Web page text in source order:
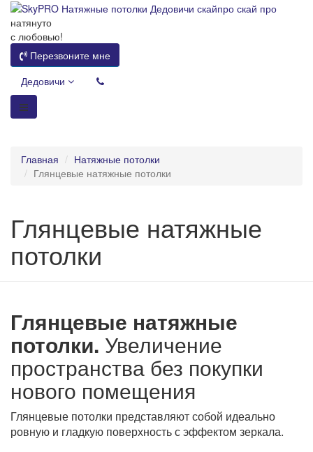
натянуто
с любовью!
Перезвоните мне
Дедовичи
Главная
Натяжные потолки
Глянцевые натяжные потолки
Глянцевые натяжные
потолки
Глянцевые натяжные
потолки. Увеличение
пространства без покупки
нового помещения
Глянцевые потолки представляют собой идеально
ровную и гладкую поверхность с эффектом зеркала.